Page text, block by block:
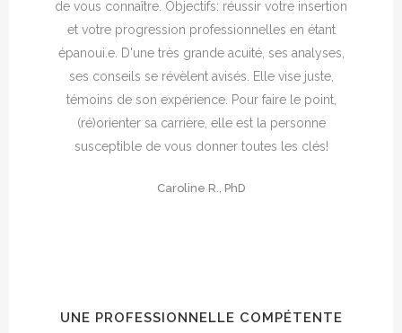
de vous connaître. Objectifs: réussir votre insertion
et votre progression professionnelles en étant
épanoui.e. D'une très grande acuité, ses analyses,
ses conseils se révèlent avisés. Elle vise juste,
témoins de son expérience. Pour faire le point,
(ré)orienter sa carrière, elle est la personne
susceptible de vous donner toutes les clés!
Caroline R., PhD
UNE PROFESSIONNELLE COMPÉTENTE